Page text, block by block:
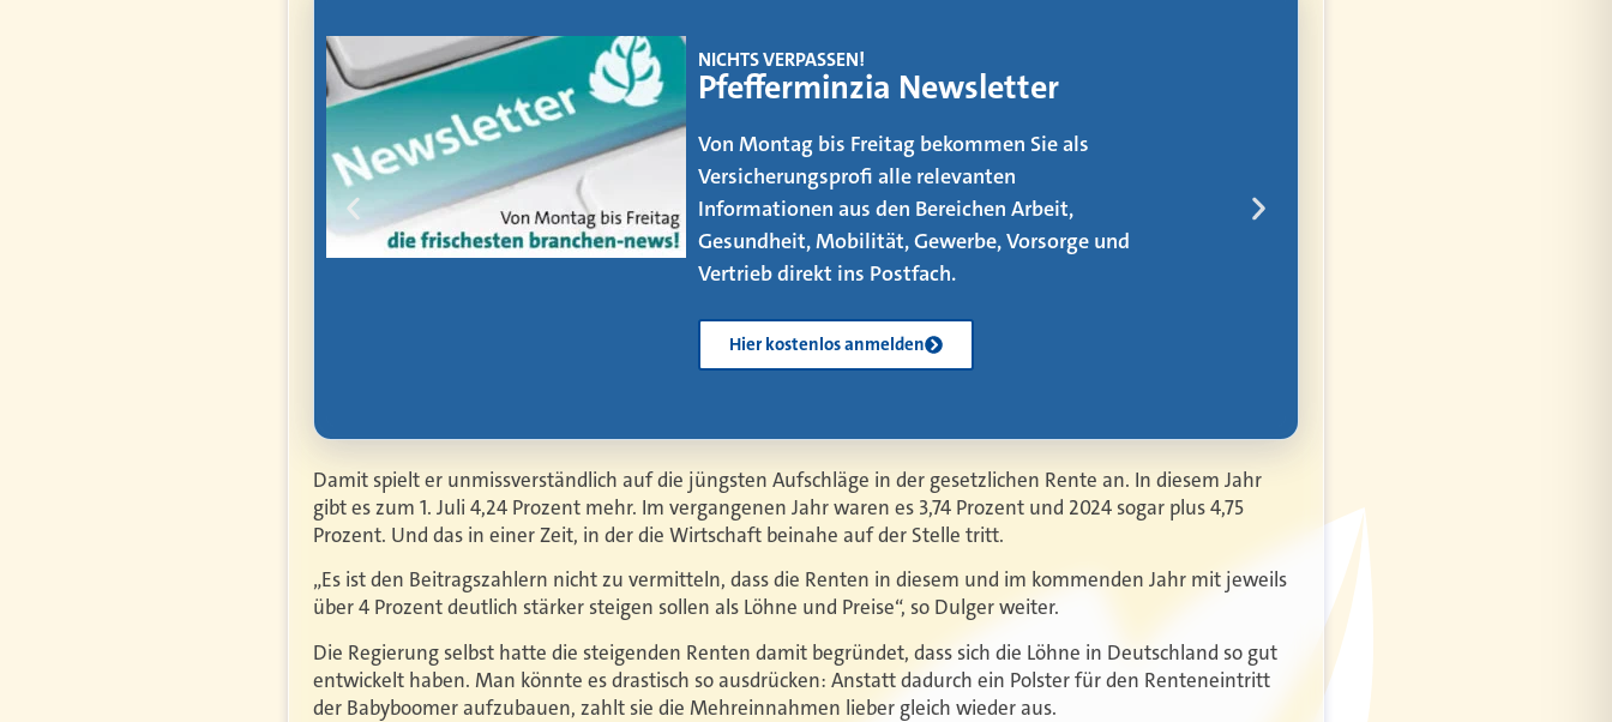
EMAGAZIN
Makler werden
Der Weg vom AOler und Strukturvertriebler
zum Makler ist kein leichter. Was es dafür alles
zu beachten gibt, erfahren Sie in unserem
neuen eMagazin – jetzt mit vier neuen
Artikeln!
Kostenlos herunterladen
Damit spielt er unmissverständlich auf die jüngsten Aufschläge in der gesetzlichen Rente an. In diesem Jahr
gibt es zum 1. Juli 4,24 Prozent mehr. Im vergangenen Jahr waren es 3,74 Prozent und 2024 sogar plus 4,75
Prozent. Und das in einer Zeit, in der die Wirtschaft beinahe auf der Stelle tritt.
„Es ist den Beitragszahlern nicht zu vermitteln, dass die Renten in diesem und im kommenden Jahr mit jeweils
über 4 Prozent deutlich stärker steigen sollen als Löhne und Preise“, so Dulger weiter.
Die Regierung selbst hatte die steigenden Renten damit begründet, dass sich die Löhne in Deutschland so gut
entwickelt haben. Man könnte es drastisch so ausdrücken: Anstatt dadurch ein Polster für den Renteneintritt
der Babyboomer aufzubauen, zahlt sie die Mehreinnahmen lieber gleich wieder aus.